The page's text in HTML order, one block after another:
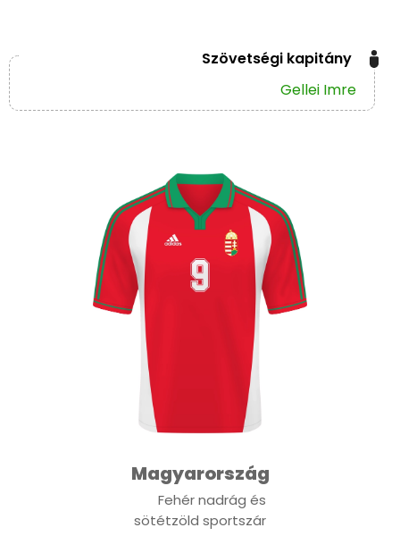
Szövetségi kapitány
Gellei Imre
Magyarország
Fehér nadrág és
sötétzöld sportszár